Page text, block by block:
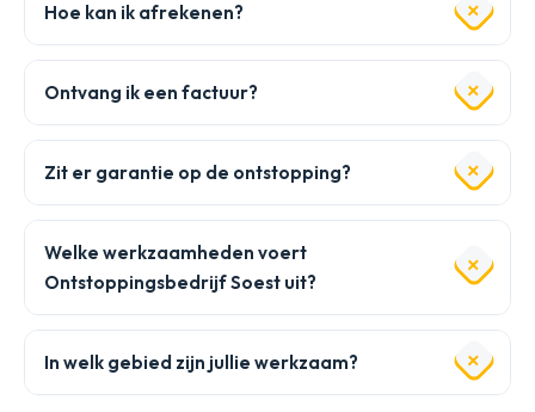
Hoe kan ik afrekenen?
Ontvang ik een factuur?
Zit er garantie op de ontstopping?
Welke werkzaamheden voert
Ontstoppingsbedrijf Soest uit?
In welk gebied zijn jullie werkzaam?